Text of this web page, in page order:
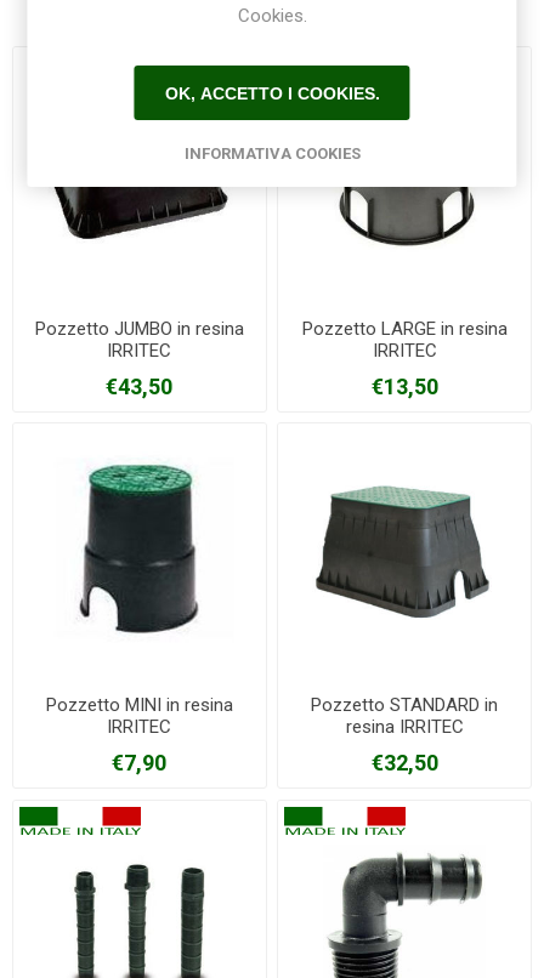
Pozzetto JUMBO in resina
IRRITEC
€43,50
Pozzetto LARGE in resina
IRRITEC
€13,50
Pozzetto MINI in resina
IRRITEC
€7,90
Pozzetto STANDARD in
resina IRRITEC
€32,50
Cookies.
OK, ACCETTO I COOKIES.
INFORMATIVA COOKIES